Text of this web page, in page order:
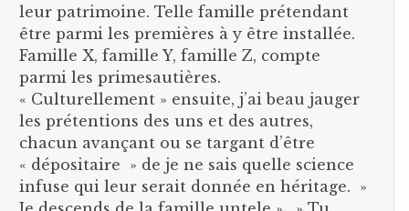
leur patrimoine. Telle famille prétendant
être parmi les premières à y être installée.
Famille X, famille Y, famille Z, compte
parmi les primesautières.
« Culturellement » ensuite, j’ai beau jauger
les prétentions des uns et des autres,
chacun avançant ou se targant d’être
« dépositaire » de je ne sais quelle science
infuse qui leur serait donnée en héritage. »